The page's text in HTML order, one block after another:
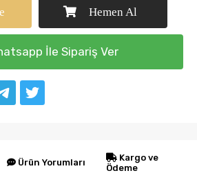
Hemen Al
İle Sipariş Ver
Ürün Yorumları
Kargo ve
Ödeme